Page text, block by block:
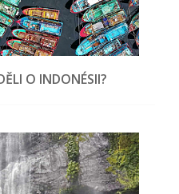
O INDONÉSII?